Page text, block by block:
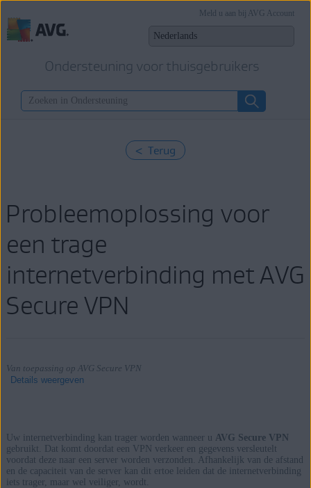
Ondersteuning voor thuisgebruikers
Meld u aan bij AVG Account
< Terug
Probleemoplossing voor
een trage
internetverbinding met AVG
Secure VPN
Van toepassing op AVG Secure VPN
Details weergeven
Producten:
AVG Secure VPN
Uw internetverbinding kan trager worden wanneer u AVG Secure VPN
gebruikt. Dat komt doordat een VPN verkeer en gegevens versleutelt
voordat deze naar een server worden verzonden. Afhankelijk van de afstand
en de capaciteit van de server kan dit ertoe leiden dat de internetverbinding
iets trager, maar wel veiliger, wordt.